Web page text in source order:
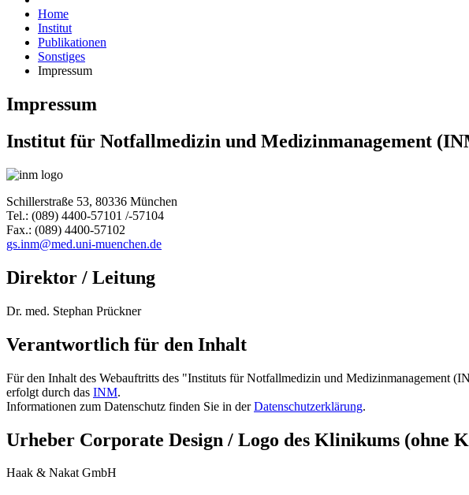
Home
Institut
Publikationen
Sonstiges
Impressum
Impressum
Institut für Notfallmedizin und Medizinmanagement
Schillerstraße 53, 80336 München
Tel.: (089) 4400-57101 /-57104
Fax.: (089) 4400-57102
gs.inm@med.uni-muenchen.de
Direktor / Leitung
Dr. med. Stephan Prückner
Verantwortlich für den Inhalt
Für den Inhalt des Webauftritts des "Instituts für Notfallmedizin und Medizinmanagement
erfolgt durch das INM.
Informationen zum Datenschutz finden Sie in derDatenschutzerklärung.
Urheber Corporate Design / Logo des Klinikums (ohne
Haak & Nakat GmbH